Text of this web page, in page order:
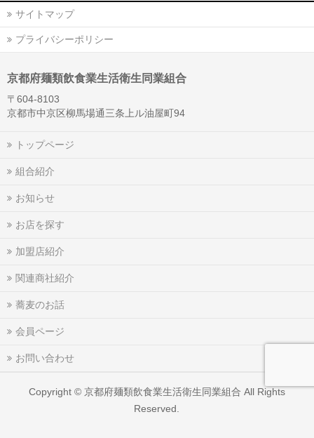
サイトマップ
プライバシーポリシー
京都府麺類飲食業生活衛生同業組合
〒604-8103
京都市中京区柳馬場通三条上ル油屋町94
トップページ
組合紹介
お知らせ
お店を探す
加盟店紹介
関連商社紹介
蕎麦のお話
会員ページ
お問い合わせ
Copyright © 京都府麺類飲食業生活衛生同業組合 All Rights
Reserved.